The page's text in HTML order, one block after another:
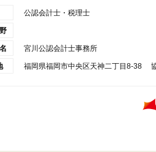
公認会計士・税理士
宮川公認会計士事務所
福岡県福岡市中央区天神二丁目8-38